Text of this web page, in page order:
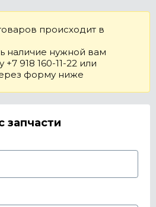
происходит в
наличие нужной вам
918 160-11-22 или
форму ниже
запчасти